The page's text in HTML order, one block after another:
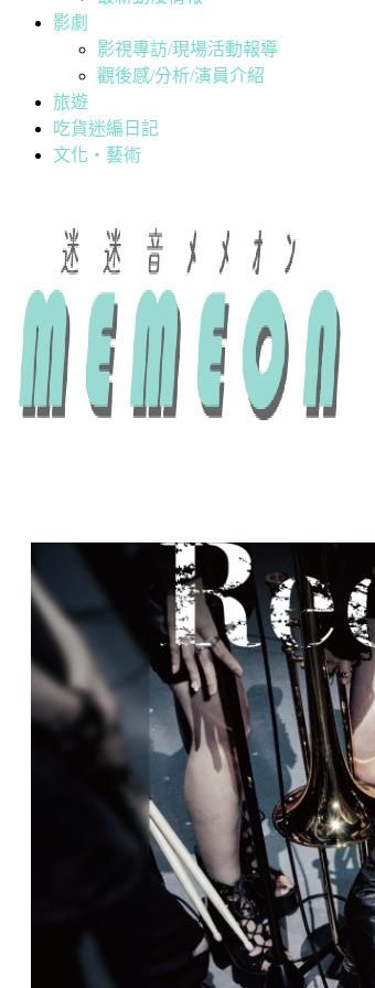
影劇
影視專訪/現場活動報導
觀後感/分析/演員介紹
旅遊
吃貨迷編日記
文化・藝術